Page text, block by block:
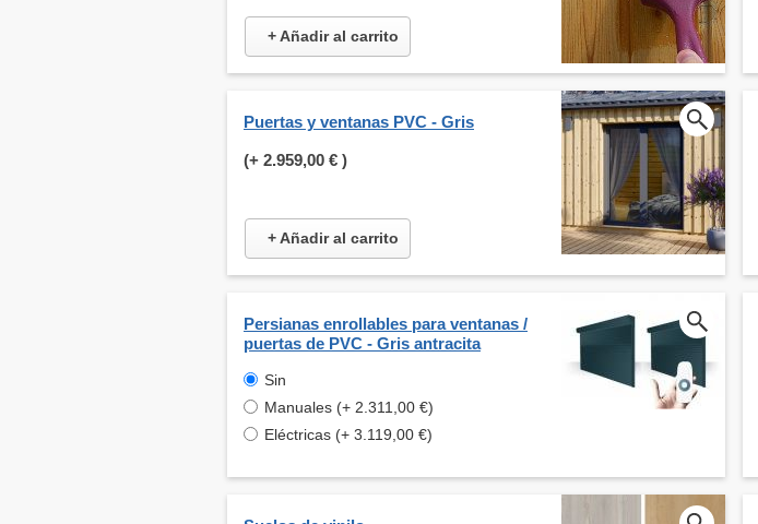
+ Añadir al carrito
Puertas y ventanas PVC - Gris
(+ 2.959,00 € )
+ Añadir al carrito
Persianas enrollables para ventanas /
puertas de PVC - Gris antracita
Sin
Manuales (+ 2.311,00 €)
Eléctricas (+ 3.119,00 €)